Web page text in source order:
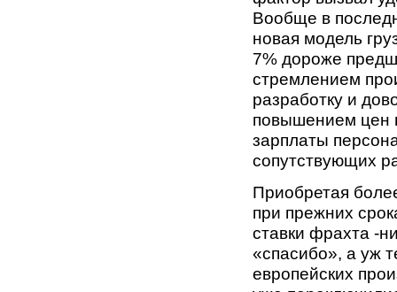
Вообще в
новая модель
7% дороже
стремлением
разработку и
повышением цен
зарплаты
сопутствующих
Приобретая
при прежних
ставки фрахта -
«спасибо», а уж
европейских